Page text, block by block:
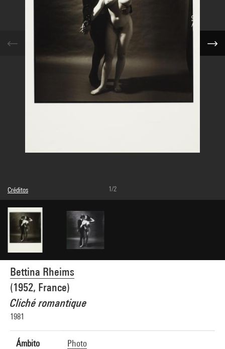
Bettina Rheims
(1952, France)
Cliché romantique
1981
Ámbito Photo
Créditos
© Bettina Rheims
Créditos fotográficos : Centre Pompidou, MNAM-CCI/Joseph Banderet/Dist.
GrandPalaisRmn
Referencia de la imagen : 4Y12674
Difusión de la imagen : GrandPalaisRmnPhoto
1/2